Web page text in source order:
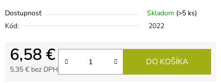
Dostupnosť Skladom (>5 ks)
Kód:
2022
6,58 €
5,35 € bez DPH
DO KOŠÍKA